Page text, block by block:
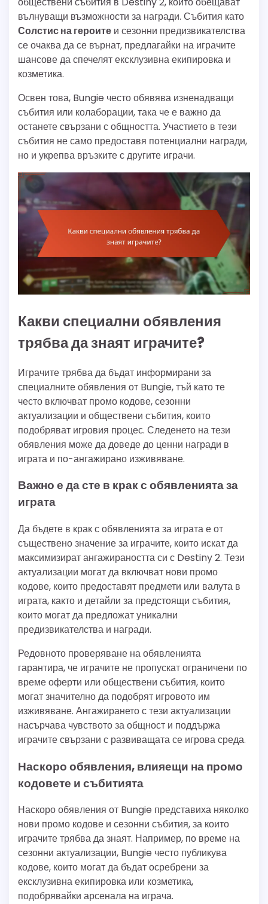
вълнуващи възможности за награди. Събития като
Солстис на героите и сезонни предизвикателства
се очаква да се върнат, предлагайки на играчите
шансове да спечелят ексклузивна екипировка и
козметика.
Освен това, Bungie често обявява изненадващи
събития или колаборации, така че е важно да
останете свързани с общността. Участието в тези
събития не само предоставя потенциални награди,
но и укрепва връзките с другите играчи.
Какви специални обявления
трябва да знаят играчите?
Играчите трябва да бъдат информирани за
специалните обявления от Bungie, тъй като те
често включват промо кодове, сезонни
актуализации и обществени събития, които
подобряват игровия процес. Следенето на тези
обявления може да доведе до ценни награди в
играта и по-ангажирано изживяване.
Важно е да сте в крак с обявленията за
играта
Да бъдете в крак с обявленията за играта е от
съществено значение за играчите, които искат да
максимизират ангажираността си с Destiny 2. Тези
актуализации могат да включват нови промо
кодове, които предоставят предмети или валута в
играта, както и детайли за предстоящи събития,
които могат да предложат уникални
предизвикателства и награди.
Редовното проверяване на обявленията
гарантира, че играчите не пропускат ограничени по
време оферти или обществени събития, които
могат значително да подобрят игровото им
изживяване. Ангажирането с тези актуализации
насърчава чувството за общност и поддържа
играчите свързани с развиващата се игрова среда.
Наскоро обявления, влияещи на промо
кодовете и събитията
Наскоро обявления от Bungie представиха няколко
нови промо кодове и сезонни събития, за които
играчите трябва да знаят. Например, по време на
сезонни актуализации, Bungie често публикува
кодове, които могат да бъдат осребрени за
ексклузивна екипировка или козметика,
подобрявайки арсенала на играча.